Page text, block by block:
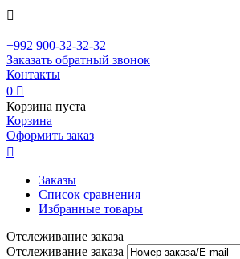

+992 900-32-32-32
Заказать обратный звонок
Контакты
0 
Корзина пуста
Корзина
Оформить заказ

Заказы
Список сравнения
Избранные товары
Отслеживание заказа
Отслеживание заказа